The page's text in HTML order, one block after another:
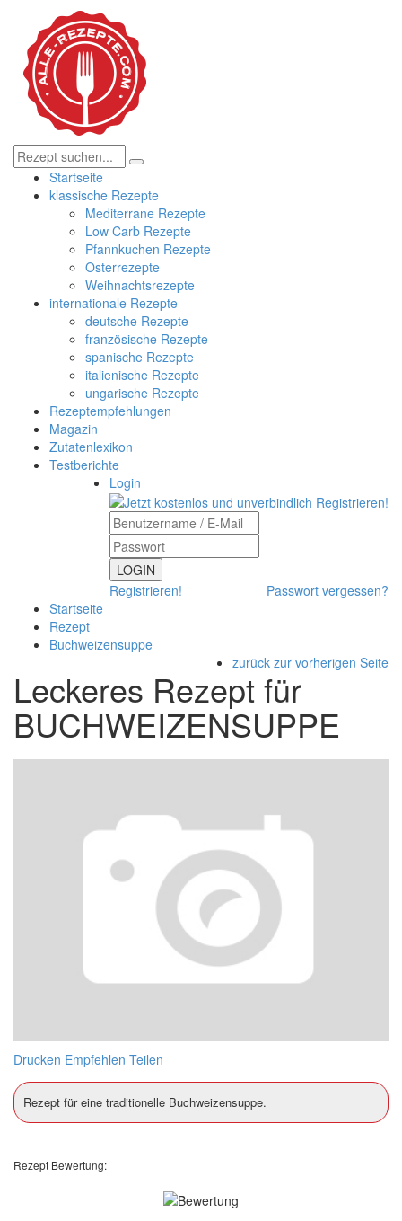
Startseite
klassische Rezepte
Mediterrane Rezepte
Low Carb Rezepte
Pfannkuchen Rezepte
Osterrezepte
Weihnachtsrezepte
internationale Rezepte
deutsche Rezepte
französische Rezepte
spanische Rezepte
italienische Rezepte
ungarische Rezepte
Rezeptempfehlungen
Magazin
Zutatenlexikon
Testberichte
Login
LOGIN
Registrieren!
Passwort vergessen?
Startseite
Rezept
Buchweizensuppe
zurück zur vorherigen Seite
Leckeres Rezept für
BUCHWEIZENSUPPE
Drucken Empfehlen Teilen
Rezept für eine traditionelle Buchweizensuppe.
Rezept Bewertung: